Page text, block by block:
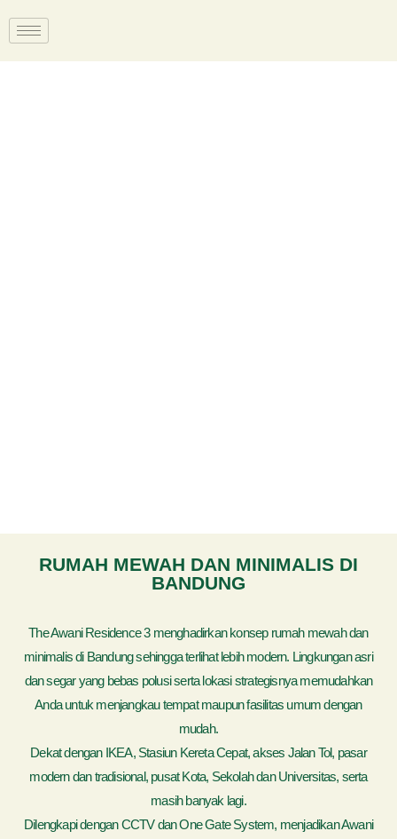
RUMAH MEWAH DAN MINIMALIS DI
BANDUNG
The Awani Residence 3 menghadirkan konsep rumah mewah dan
minimalis di Bandung sehingga terlihat lebih modern. Lingkungan asri
dan segar yang bebas polusi serta lokasi strategisnya memudahkan
Anda untuk menjangkau tempat maupun fasilitas umum dengan
mudah.
Dekat dengan IKEA, Stasiun Kereta Cepat, akses Jalan Tol, pasar
modern dan tradisional, pusat Kota, Sekolah dan Universitas, serta
masih banyak lagi.
Dilengkapi dengan CCTV dan One Gate System, menjadikan Awani